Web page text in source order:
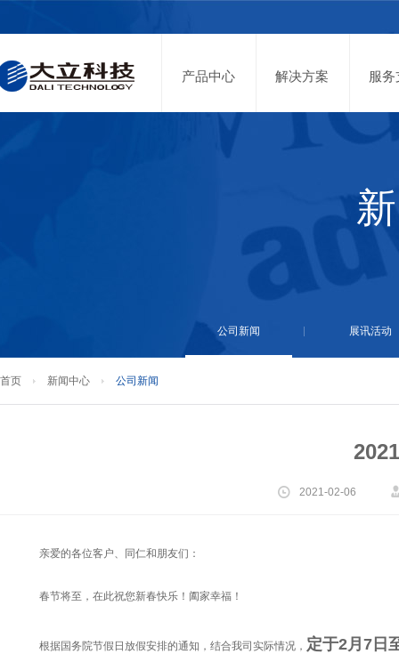
产品中心 解决方案 服
公司新闻 展讯活动
首页 新闻中心 公司新闻
2021-02-06
亲爱的各位客户、同仁和朋友们：
春节将至，在此祝您新春快乐！阖家幸福！
根据国务院节假日放假安排的通知，结合我司实际情况， 定于2月7日